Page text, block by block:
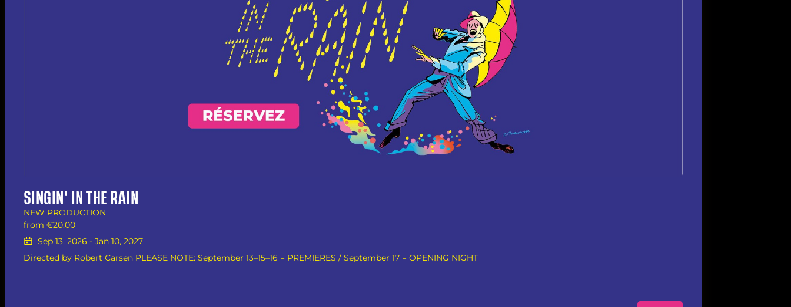
SINGIN' IN THE RAIN
NEW PRODUCTION
from €20.00
Sep 13, 2026 - Jan 10, 2027
Directed by Robert Carsen PLEASE NOTE: September 13–15–16 = PREMIERES / September 17 = OPENING NIGHT